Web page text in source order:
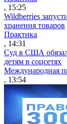
, 15:25
Wildberries
хранения товаров
Практика
, 14:31
Суд в США обязал
детям в соцсетях
Международная
, 13:54